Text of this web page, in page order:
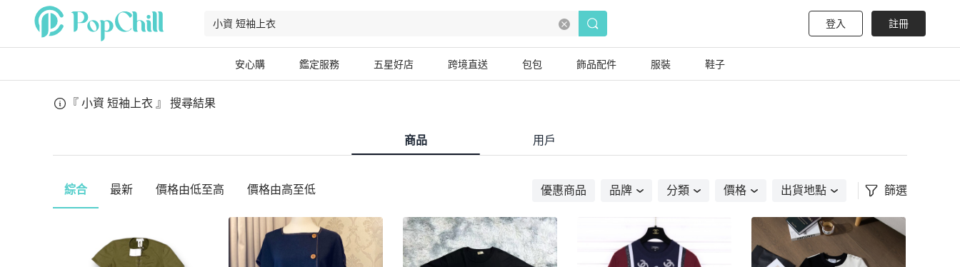
登入 註冊
安心購 鑑定服務 五星好店 跨境直送 包包 飾品配件 服裝 鞋子
『 小資 短袖上衣 』 搜尋結果
商品 用戶
綜合 最新 價格由低至高 價格由高至低 優惠商品 品牌 分類 價格 出貨地點 篩選